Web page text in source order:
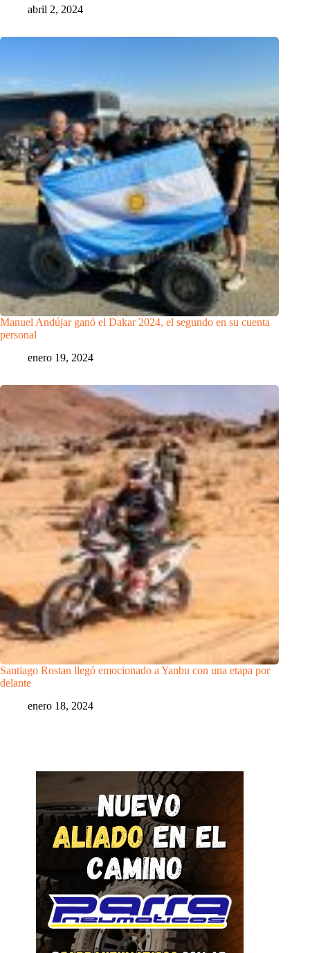
abril 2, 2024
Manuel Andújar ganó el Dakar 2024, el segundo en su cuenta
personal
enero 19, 2024
Santiago Rostan llegó emocionado a Yanbu con una etapa por
delante
enero 18, 2024